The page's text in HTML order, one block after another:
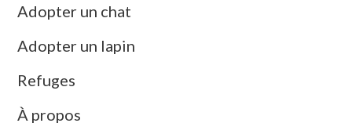
Adopter un chat
Adopter un lapin
Refuges
À propos